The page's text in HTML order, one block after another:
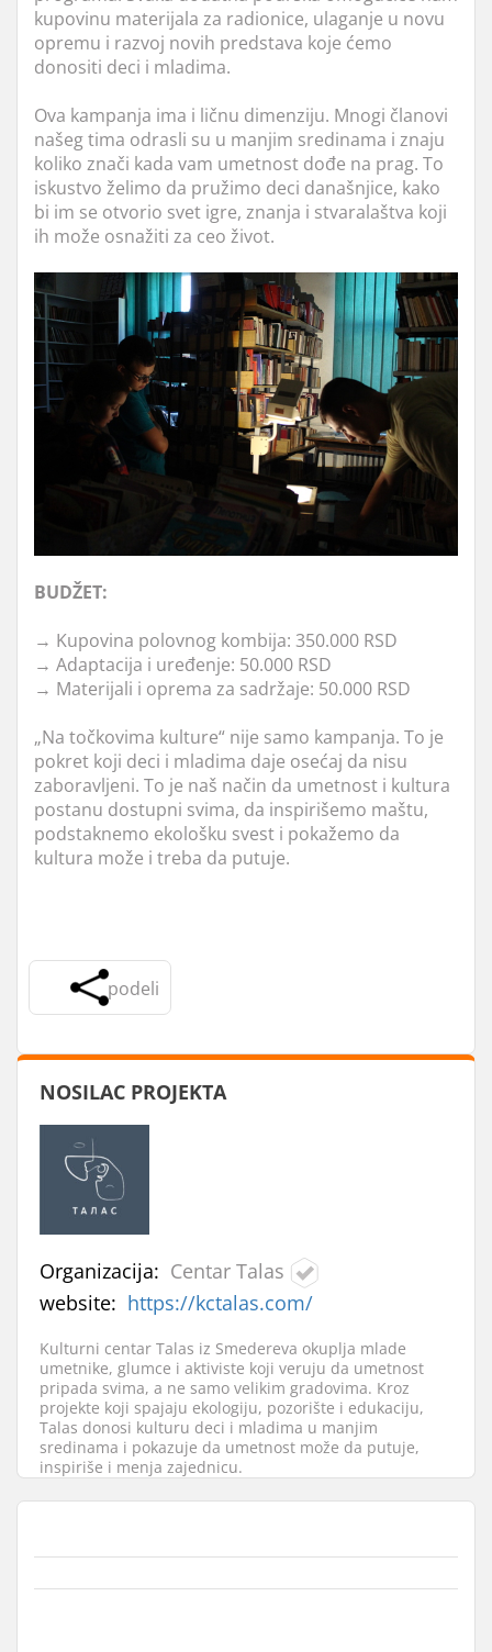
kupovinu materijala za radionice, ulaganje u novu
opremu i razvoj novih predstava koje ćemo
donositi deci i mladima.
Ova kampanja ima i ličnu dimenziju. Mnogi članovi
našeg tima odrasli su u manjim sredinama i znaju
koliko znači kada vam umetnost dođe na prag. To
iskustvo želimo da pružimo deci današnjice, kako
bi im se otvorio svet igre, znanja i stvaralaštva koji
ih može osnažiti za ceo život.
BUDŽET:
→ Kupovina polovnog kombija: 350.000 RSD
→ Adaptacija i uređenje: 50.000 RSD
→ Materijali i oprema za sadržaje: 50.000 RSD
„Na točkovima kulture“ nije samo kampanja. To je
pokret koji deci i mladima daje osećaj da nisu
zaboravljeni. To je naš način da umetnost i kultura
postanu dostupni svima, da inspirišemo maštu,
podstaknemo ekološku svest i pokažemo da
kultura može i treba da putuje.
podeli
NOSILAC PROJEKTA
Organizacija: Centar Talas
website: https://kctalas.com/
Kulturni centar Talas iz Smedereva okuplja mlade
umetnike, glumce i aktiviste koji veruju da umetnost
pripada svima, a ne samo velikim gradovima. Kroz
projekte koji spajaju ekologiju, pozorište i edukaciju,
Talas donosi kulturu deci i mladima u manjim
sredinama i pokazuje da umetnost može da putuje,
inspiriše i menja zajednicu.